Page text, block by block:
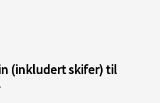
(inkludert skifer) til